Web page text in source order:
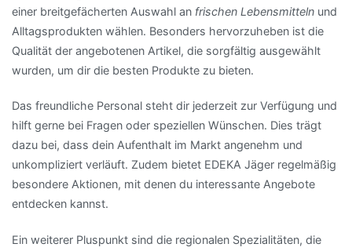
einer breitgefächerten Auswahl an frischen Lebensmitteln und
Alltagsprodukten wählen. Besonders hervorzuheben ist die
Qualität der angebotenen Artikel, die sorgfältig ausgewählt
wurden, um dir die besten Produkte zu bieten.
Das freundliche Personal steht dir jederzeit zur Verfügung und
hilft gerne bei Fragen oder speziellen Wünschen. Dies trägt
dazu bei, dass dein Aufenthalt im Markt angenehm und
unkompliziert verläuft. Zudem bietet EDEKA Jäger regelmäßig
besondere Aktionen, mit denen du interessante Angebote
entdecken kannst.
Ein weiterer Pluspunkt sind die regionalen Spezialitäten, die